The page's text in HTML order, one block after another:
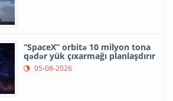
“SpaceX” orbitə 10 milyon tona
qədər yük çıxarmağı planlaşdırır
05-08-2026